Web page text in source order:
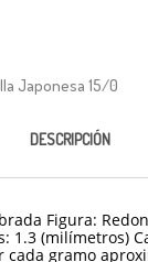
Japonesa 15/0
DESCRIPCIÓN
Figura:
1.3 (milímetros)
cada gramo